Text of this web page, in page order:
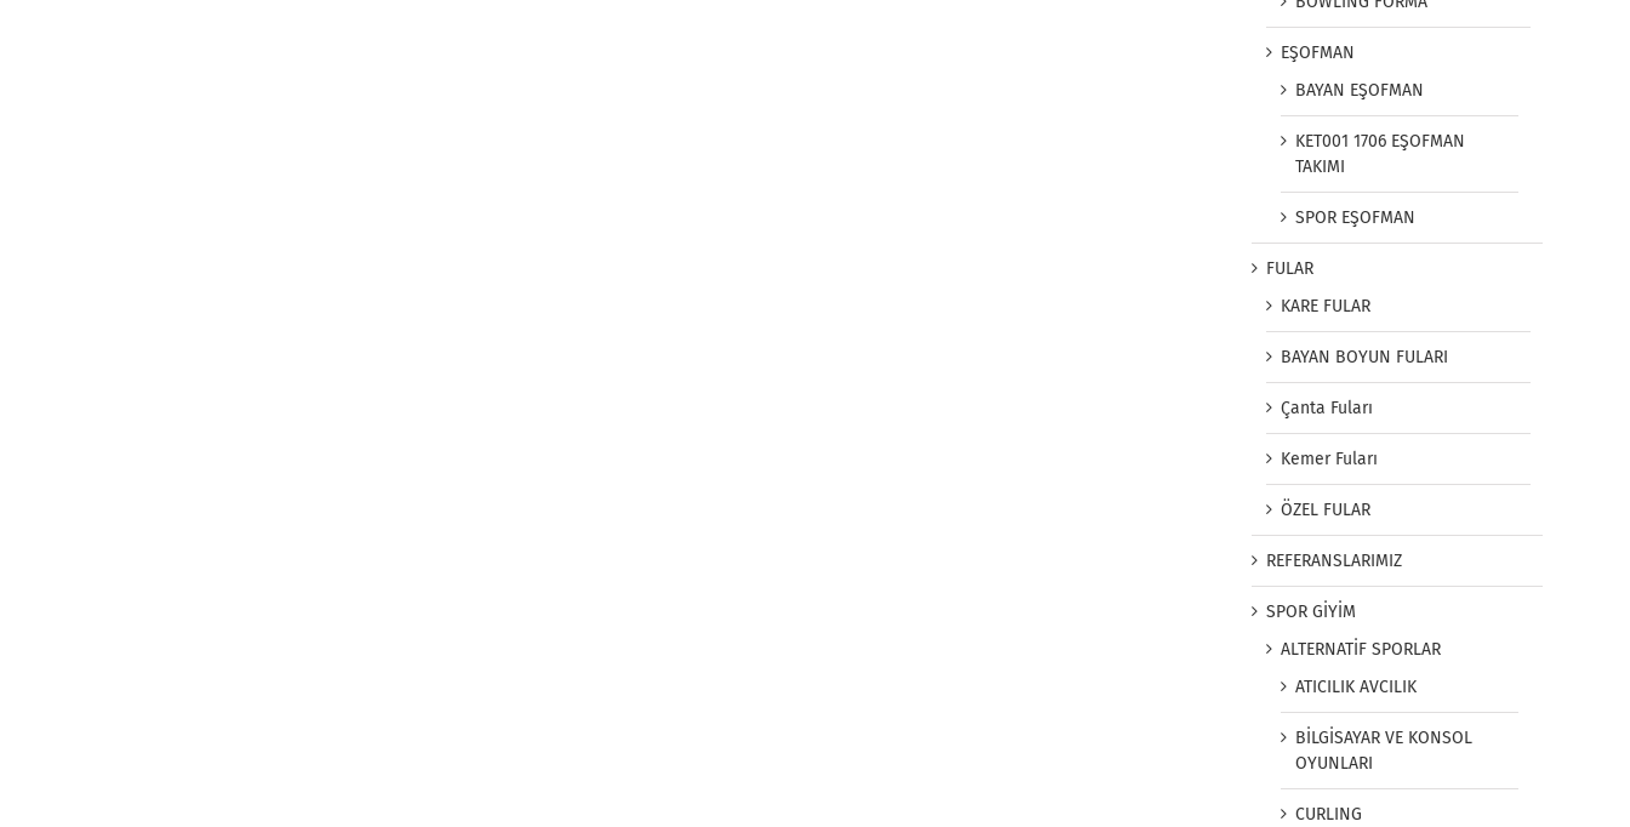
EŞOFMAN
BAYAN EŞOFMAN
KET001 1706 EŞOFMAN
TAKIMI
SPOR EŞOFMAN
FULAR
KARE FULAR
BAYAN BOYUN FULARI
Çanta Fuları
Kemer Fuları
ÖZEL FULAR
REFERANSLARIMIZ
SPOR GİYİM
ALTERNATİF SPORLAR
ATICILIK AVCILIK
BİLGİSAYAR VE KONSOL
OYUNLARI
CURLING